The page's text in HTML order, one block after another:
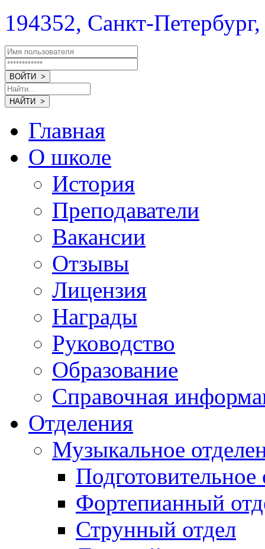
194352, Санкт-
Главная
О школе
История
Преподаватели
Вакансии
Отзывы
Лицензия
Награды
Руководство
Образование
Справочная
Отделения
Музыкальное
Подготовительное
Фортепианный
Струнный отдел